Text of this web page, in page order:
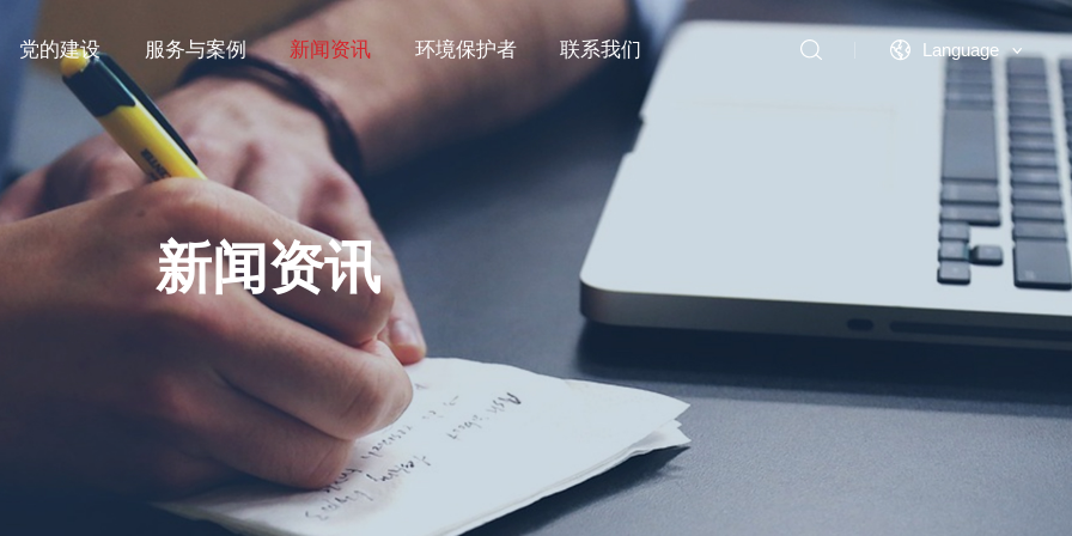
党的建设 服务与案例 新闻资讯 环境保护者 联系我们 Language
新闻资讯